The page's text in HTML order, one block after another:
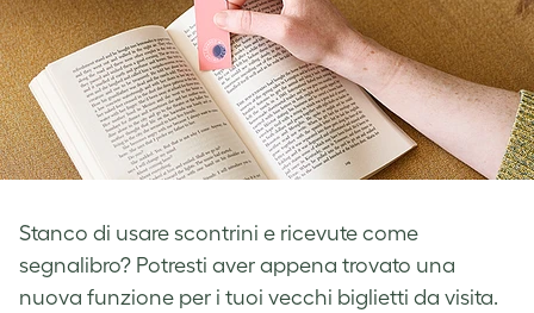
Stanco di usare scontrini e ricevute come
segnalibro? Potresti aver appena trovato una
nuova funzione per i tuoi vecchi biglietti da visita.